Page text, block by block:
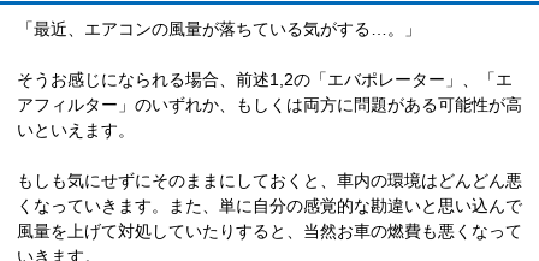
「最近、エアコンの風量が落ちている気がする…。」
そうお感じになられる場合、前述1,2の「エバポレーター」、「エ
アフィルター」のいずれか、もしくは両方に問題がある可能性が高
いといえます。
もしも気にせずにそのままにしておくと、車内の環境はどんどん悪
くなっていきます。また、単に自分の感覚的な勘違いと思い込んで
風量を上げて対処していたりすると、当然お車の燃費も悪くなって
いきます。